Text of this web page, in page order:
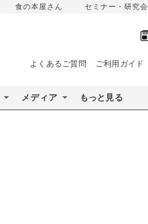
食の本屋さん セミナー・研究会
よくあるご質問 ご利用ガイド
メディア もっと見る